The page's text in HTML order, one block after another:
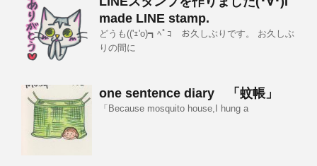
made LINE stamp.
どうも(('ｪ'o)┓ﾍﾟｺ お久しぶりです。 お久しぶ
りの間に
one sentence diary 「蚊帳」
「Because mosquito house,I hung a